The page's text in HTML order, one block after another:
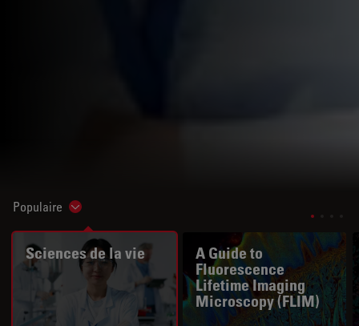
Populaire Show subnavigation
Sciences de la vie
A Guide to
Fluorescence
Lifetime Imaging
Microscopy (FLIM)